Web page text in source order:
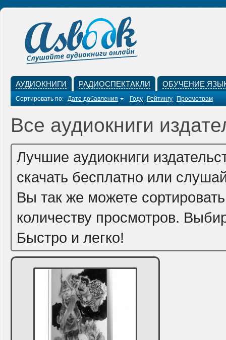
АУДИОКНИГИ РАДИОСПЕКТАКЛИ ОБУЧЕНИЕ
Сортировать по: Дате добавления Году Рейтингу Просмотрам
Все аудиокниги
Лучшие аудиокниги
скачать бесплатно или
Вы так же можете
количеству просмотров.
Быстро и легко!